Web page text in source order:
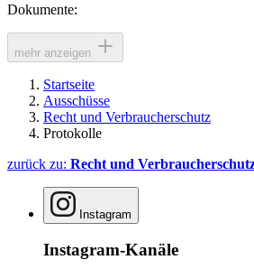
Dokumente:
mehr anzeigen
Startseite
Ausschüsse
Recht und Verbraucherschutz
Protokolle
zurück zu: Recht und
Instagram
Instagram-Kanäle